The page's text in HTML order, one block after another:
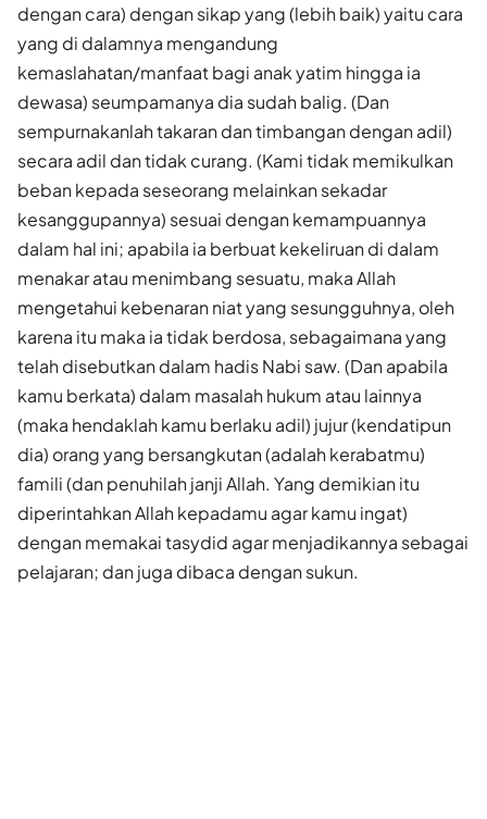
dengan cara) dengan sikap yang (lebih baik) yaitu cara
yang di dalamnya mengandung
kemaslahatan/manfaat bagi anak yatim hingga ia
dewasa) seumpamanya dia sudah balig. (Dan
sempurnakanlah takaran dan timbangan dengan adil)
secara adil dan tidak curang. (Kami tidak memikulkan
beban kepada seseorang melainkan sekadar
kesanggupannya) sesuai dengan kemampuannya
dalam hal ini; apabila ia berbuat kekeliruan di dalam
menakar atau menimbang sesuatu, maka Allah
mengetahui kebenaran niat yang sesungguhnya, oleh
karena itu maka ia tidak berdosa, sebagaimana yang
telah disebutkan dalam hadis Nabi saw. (Dan apabila
kamu berkata) dalam masalah hukum atau lainnya
(maka hendaklah kamu berlaku adil) jujur (kendatipun
dia) orang yang bersangkutan (adalah kerabatmu)
famili (dan penuhilah janji Allah. Yang demikian itu
diperintahkan Allah kepadamu agar kamu ingat)
dengan memakai tasydid agar menjadikannya sebagai
pelajaran; dan juga dibaca dengan sukun.